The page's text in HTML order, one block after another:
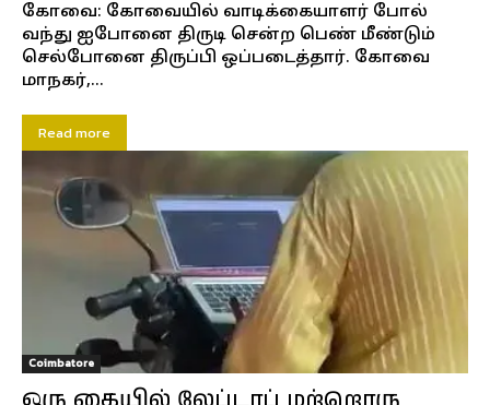
கோவை: கோவையில் வாடிக்கையாளர் போல்
வந்து ஐபோனை திருடி சென்ற பெண் மீண்டும்
செல்போனை திருப்பி ஒப்படைத்தார். கோவை
மாநகர்,...
Read more
Coimbatore